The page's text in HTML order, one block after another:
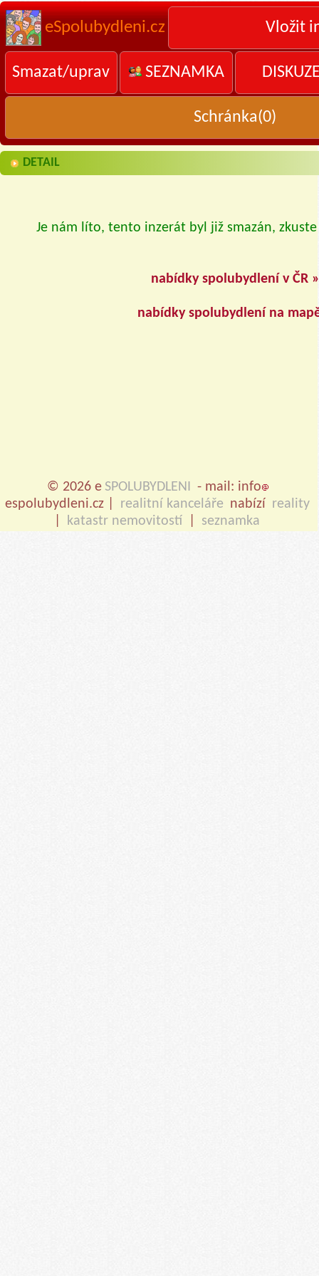
eSpolubydleni.cz Vložit
Smazat/uprav SEZNAMKA
Schránka(0)
DETAIL
Je nám líto, tento inzerát byl již smazán,
nabídky spolubydlení v ČR »
nabídky spolubydlení na
© 2026 e SPOLUBYDLENI - mail: info
espolubydleni.cz |
realitní kanceláře nabízí reality
katastr nemovitostí seznamka